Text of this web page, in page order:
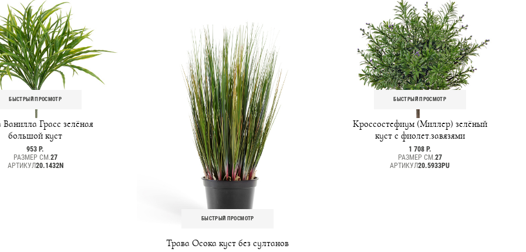
БЫСТРЫЙ ПРОСМОТР
Ванилла Грасс зелёная
большой куст
953 Р.
РАЗМЕР СМ.27
АРТИКУЛ20.1432N
БЫСТРЫЙ ПРОСМОТР
Трава Осока куст без султанов
БЫСТРЫЙ ПРОСМОТР
Кроссостефиум (Миллер) зелёный
куст с фиолет.завязями
1 708 Р.
РАЗМЕР СМ.27
АРТИКУЛ20.5933PU